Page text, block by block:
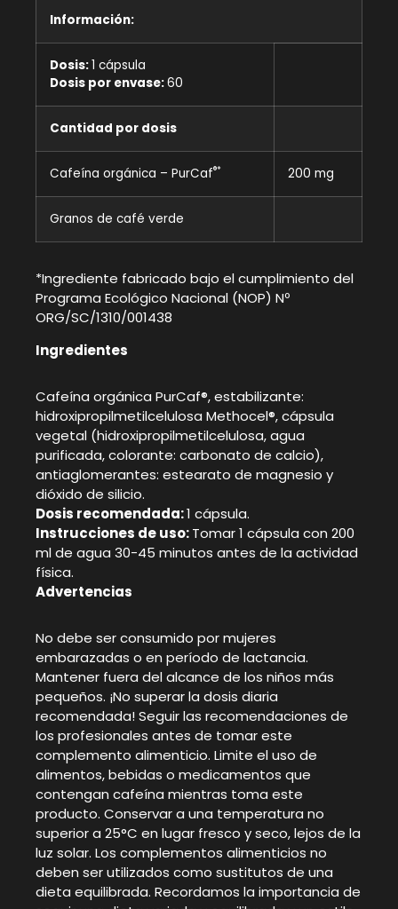
Información:
Dosis:1 cápsula
Dosis por envase:60
Cantidad por dosis
Cafeína orgánica – PurCaf®* 200 mg
Granos de café verde
*Ingrediente fabricado bajo el cumplimiento del
Programa Ecológico Nacional (NOP) Nº
ORG/SC/1310/001438
Ingredientes
Cafeína orgánica PurCaf®, estabilizante:
hidroxipropilmetilcelulosa Methocel®, cápsula
vegetal (hidroxipropilmetilcelulosa, agua
purificada, colorante: carbonato de calcio),
antiaglomerantes: estearato de magnesio y
dióxido de silicio.
Dosis recomendada:1 cápsula.
Instrucciones de uso:Tomar 1 cápsula con 200
ml de agua 30-45 minutos antes de la actividad
física.
Advertencias
No debe ser consumido por mujeres
embarazadas o en período de lactancia.
Mantener fuera del alcance de los niños más
pequeños. ¡No superar la dosis diaria
recomendada! Seguir las recomendaciones de
los profesionales antes de tomar este
complemento alimenticio. Limite el uso de
alimentos, bebidas o medicamentos que
contengan cafeína mientras toma este
producto. Conservar a una temperatura no
superior a 25°C en lugar fresco y seco, lejos de la
luz solar. Los complementos alimenticios no
deben ser utilizados como sustitutos de una
dieta equilibrada. Recordamos la importancia de